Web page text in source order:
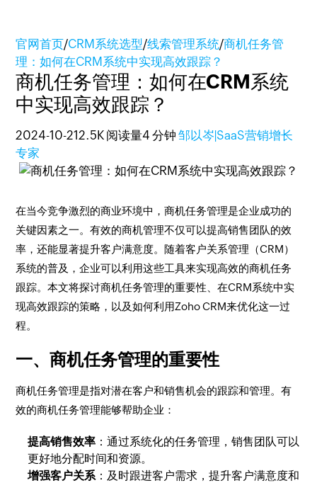
官网首页/CRM系统选型/线索管理系统/商机任务管
理：如何在CRM系统中实现高效跟踪？
商机任务管理：如何在CRM系统
中实现高效跟踪？
2024-10-212.5K 阅读量4 分钟 邹以岑|SaaS营销增长
专家
在当今竞争激烈的商业环境中，商机任务管理是企业成功的
关键因素之一。有效的商机管理不仅可以提高销售团队的效
率，还能显著提升客户满意度。随着客户关系管理（CRM）
系统的普及，企业可以利用这些工具来实现高效的商机任务
跟踪。本文将探讨商机任务管理的重要性、在CRM系统中实
现高效跟踪的策略，以及如何利用Zoho CRM来优化这一过
程。
一、商机任务管理的重要性
商机任务管理是指对潜在客户和销售机会的跟踪和管理。有
效的商机任务管理能够帮助企业：
提高销售效率 ：通过系统化的任务管理，销售团队可以
更好地分配时间和资源。
增强客户关系：及时跟进客户需求，提升客户满意度和